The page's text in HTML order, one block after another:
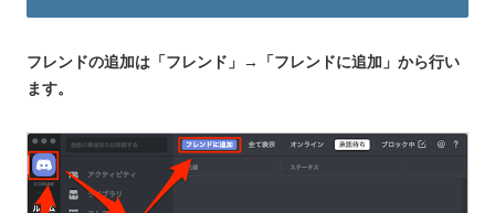
フレンドの追加は「フレンド」→「フレンドに追加」から行い
ます。